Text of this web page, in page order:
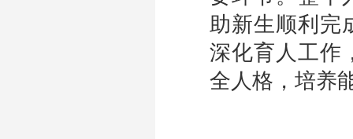
助新生顺利完
深化育人工作
全人格，培养